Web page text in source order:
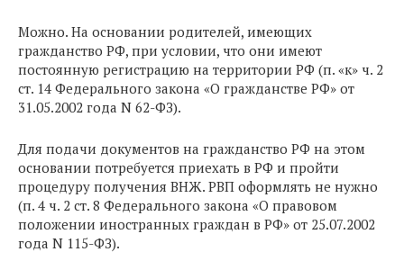
Можно. На основании родителей, имеющих
гражданство РФ, при условии, что они имеют
постоянную регистрацию на территории РФ (п. «к» ч. 2
ст. 14 Федерального закона «О гражданстве РФ» от
31.05.2002 года N 62-ФЗ).
Для подачи документов на гражданство РФ на этом
основании потребуется приехать в РФ и пройти
процедуру получения ВНЖ. РВП оформлять не нужно
(п. 4 ч. 2 ст. 8 Федерального закона «О правовом
положении иностранных граждан в РФ» от 25.07.2002
года N 115-ФЗ).